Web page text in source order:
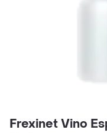
Frexinet Vino